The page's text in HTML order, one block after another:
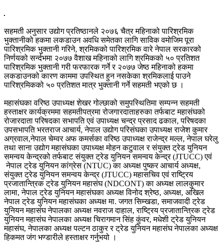
सहमती अनुसार उद्योग प्रतिष्ठानले २०७६ चैत्र महिनाको पारिश्रमिक
भुक्तानीको हकमा लकडाउन अवधि समेतका लागि साविक वमोजिम पूरा
पारिश्रमिक भुक्तानी गरिने, श्रमिकको पारिश्रमिक वारे नेपाल सरकारको
निर्णयको सर्न्दभमा २०७७ वैशाख महिनाको लागि श्रमिकको ५० प्रतिशत
पारिश्रमिक भुक्तानी गरी फरफारक गर्ने र २०७७ जेष्ठ महिनाको हकमा
लकडाउनको कारण काममा उपस्थित हुन नसकेका श्रमिकलाई पाउने
पारिश्रमिकको ५० प्रतिशत मात्र भुक्तानी गर्ने सहमती भएको छ ।
महासंघका वरिष्ठ उपाध्यक्ष शेखर गोल्छाको समुपस्थितिमा सम्पन्न सहमती
हस्ताक्षर कार्यक्रममा सहमतीपत्रमा रोजगारदाताहरुका तर्फबाट महासंघको
रोजारदाता परिषदका सभापति एवं उपाध्यक्ष चन्द्र प्रसाद ढकाल, परिषदका
उपसभापति भरतराज आचार्य, नेपाल उद्योग परिसंघका उपाध्यक्ष राजेश कुमार
अग्रवाल,नेपाल चेम्वर अफ कमर्सका वरिष्ठ उपाध्यक्ष राजेन्द्र मल्ल, नेपाल घरेलु
तथा साना उद्योग महासंघका उपाध्यक्ष मोहन कटुवाल र संयुक्त ट्रेड युनियन
समन्वय केन्द्रको तर्फबाट संयुक्त ट्रेड युनियन समन्वय केन्द्र (JTUCC) एवं
नेपाल ट्रेड युनियन कांग्रेस (NTUC) का अध्यक्ष पुष्कर आचार्य अध्यक्ष,
संयुक्त ट्रेड युनियन समन्वय केन्द्र (JTUCC) महासचिव एवं राष्ट्रिय
प्रजातान्त्रिक ट्रेड युनियन महासंघ (NDCONT) का अध्यक्ष लालकुमार
लामा, नेपाल ट्रेड युनियन महासंघका अध्यक्ष विनोद श्रेष्ठ, अध्यक्ष, अखिल
नेपाल ट्रेड युनियन महासंघका अध्यक्ष मा. जगत सिम्खडा, समाजवादी ट्रेड
युनियन महासंघ नेपालका अध्यक्ष नवराज दाहाल, राष्ट्रिय प्रजातान्त्रिक ट्रेड
युनियन महासंघ नेपालका अध्यक्ष चिरागमान सिंह कुंवर, मधेशी ट्रेड युनियन
महासंघ, नेपालका अध्यक्ष पल्टन ठाकुर र ट्रेड युनियन महासंघ नेपालका अध्यक्ष
हिकमत जंग भण्डारीले हस्ताक्षर गर्नुभयो ।